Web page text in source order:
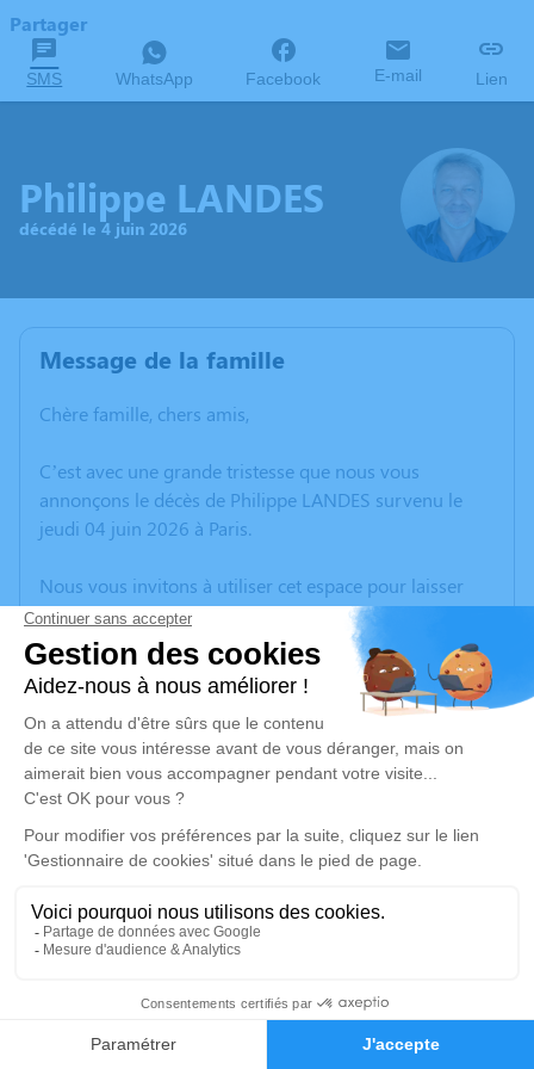
Faire-part Hommages
Partager
SMS WhatsApp Facebook E-mail Lien
Philippe LANDES
décédé le 4 juin 2026
Message de la famille
Chère famille, chers amis,
C’est avec une grande tristesse que nous vous
annonçons le décès de Philippe LANDES survenu le
jeudi 04 juin 2026 à Paris.
Nous vous invitons à utiliser cet espace pour laisser
vos condoléances, partager des photos souvenirs, une
anecdote ou exprimer vos pensées à travers des
poèmes ou des textes. Cet endroit est un lieu
d'expression dédié à honorer la mémoire de Philippe
LANDES.
Un service de plantation d’arbre hommage est
disponible ici.
Je rends hommage
Cérémonie
Crématorium de CHAMBERY 86, square Louis
Sève 73000 CHAMBERY